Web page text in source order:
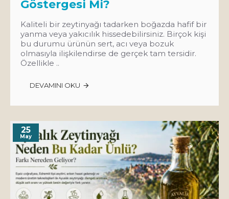
Göstergesi Mi?
Kaliteli bir zeytinyağı tadarken boğazda hafif bir
yanma veya yakıcılık hissedebilirsiniz. Birçok kişi
bu durumu ürünün sert, acı veya bozuk
olmasıyla ilişkilendirse de gerçek tam tersidir.
Özellikle ..
DEVAMINI OKU
25
May